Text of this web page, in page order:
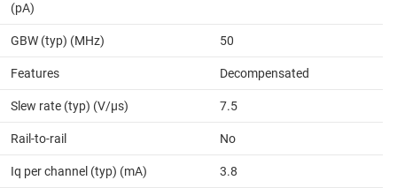
(pA)
GBW (typ) (MHz) 50
Features Decompensated
Slew rate (typ) (V/µs) 7.5
Rail-to-rail No
Iq per channel (typ) (mA) 3.8